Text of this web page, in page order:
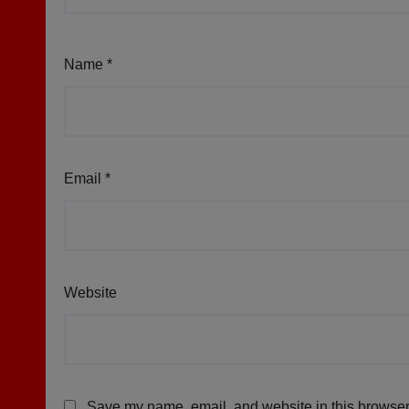
Name *
Email *
Website